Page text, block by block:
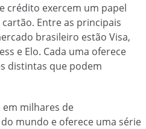
crédito exercem um papel
Entre as principais
brasileiro estão Visa,
e Elo. Cada uma oferece
distintas que podem
em milhares de
mundo e oferece uma série